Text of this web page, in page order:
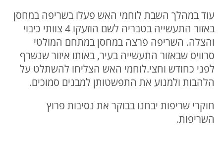
עוד במהלך השבת לוחמי האש פעלו בשריפה במחסן
באזור התעשייה בטבריה לשם הוזעקו 4 צוותי כיבוי
והצלה. השריפה פרצה במחסן במתחם המולטי
סרוויס שבאזור התעשייה בעיר, באותו איזור שנשרף
לפני כחודש וחצי.לוחמי האש הצליחו להשתלט על
הלהבות ולמנוע את התפשטותן למבנים סמוכים.
חוקרי שריפות יבחנו בבוקר את נסיבות פרוץ
השריפות.